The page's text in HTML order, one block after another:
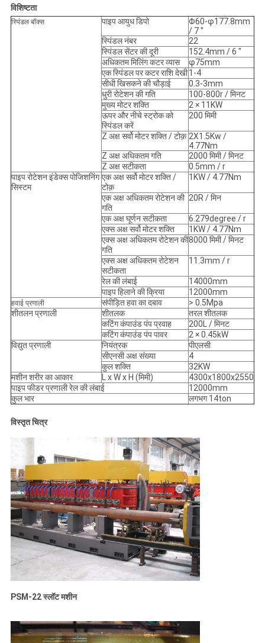
विशिष्टता
स्पिंडल बॉक्स पाइप आयुध डिपो
Φ60-φ177.8mm
/ 7 "
स्पिंडल नंबर
22
स्पिंडल सेंटर की दूरी
152.4mm / 6 "
अधिकतम मिलिंग कटर व्यास
φ75mm
एक स्पिंडल पर कटर राशि देखी1-4
सीधी खिसकने की चौड़ाई
0.3-3mm
धुरी रोटेशन की गति
100-800r / मिनट
मुख्य मोटर शक्ति
2 × 11KW
ऊपर और नीचे स्ट्रोक को
स्पिंडल करें
200 मिमी
Z अक्ष सर्वो मोटर शक्ति / टोक़ 2X1.5Kw /
4.77Nm
Z अक्ष अधिकतम गति
2000 मिमी / मिनट
Z अक्ष सटीकता
0.5mm / r
पाइप रोटेशन इंडेक्स पोजिशनिंग
सिस्टम
एक अक्ष सर्वो मोटर शक्ति /
टोक़
1KW / 4.77Nm
एक अक्ष अधिकतम रोटेशन की
गति
20R / मिन
एक अक्ष घूर्णन सटीकता
6.279degree / r
एक्स अक्ष सर्वो मोटर शक्ति
1KW / 4.77Nm
एक्स अक्ष अधिकतम रोटेशन की
गति
8000 मिमी / मिनट
एक्स अक्ष अधिकतम रोटेशन
सटीकता
11.3mm / r
रेल की लंबाई
14000mm
पाइप हिलाने की क्रिया
12000mm
हवाई प्रणाली संपीड़ित हवा का दबाव
> 0.5Mpa
शीतलन प्रणाली
शीतलक
तरल शीतलक
कटिंग कंपाउंड पंप प्रवाह
200L / मिनट
कटिंग कंपाउंड पंप पावर
2 × 0.45kW
विद्युत प्रणाली
नियंत्रक
पीएलसी
सीएनसी अक्ष संख्या
4
कुल शक्ति
32KW
मशीन शरीर का आकार
L x W x H (मिमी)
4300x1800x2550
पाइप फीडर प्रणाली रेल की लंबाई
12000mm
कुल भार
लगभग 14ton
विस्तृत चित्र
PSM-22 स्लॉट मशीन